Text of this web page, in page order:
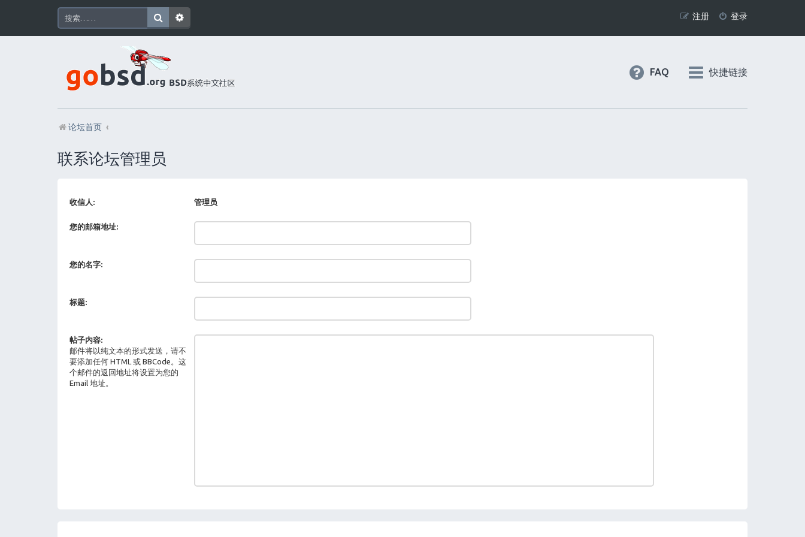
登录
注册
快捷链接
FAQ
论坛首页
联系论坛管理员
收信人: 管理员
您的邮箱地址:
您的名字:
标题:
帖子内容:
邮件将以纯文本的形式发送，请不
要添加任何 HTML 或 BBCode。这
个邮件的返回地址将设置为您的
Email 地址。